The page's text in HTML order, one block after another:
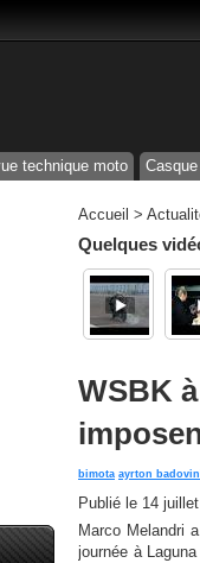
technique moto
Accueil >
Quelques
WSBK
bimota ayrton
Publié le 14
Marco Melandri
journée à